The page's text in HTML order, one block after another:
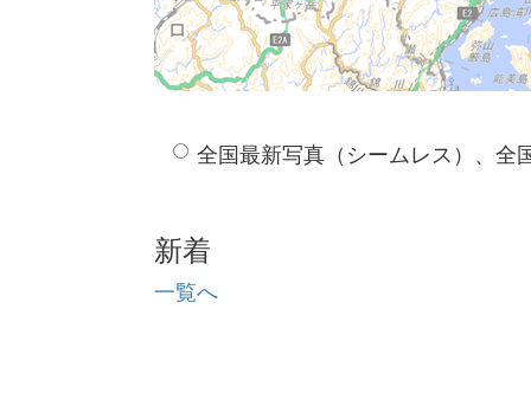
全国最新写真（シームレス）、全
新着
一覧へ